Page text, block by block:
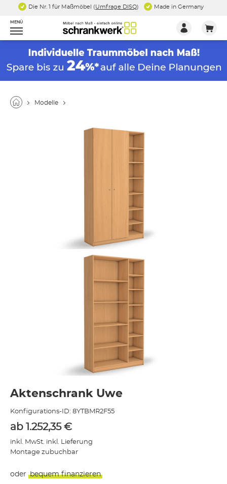
Die Nr. 1 für Maßmöbel (Umfrage DISQ) Made in Germany
MENÜ
Modelle
Aktenschrank Uwe
Konfigurations-ID: 8YTBMR2F55
ab 1.252,35 €
inkl. MwSt. inkl. Lieferung
Montage zubuchbar
oder bequem finanzieren